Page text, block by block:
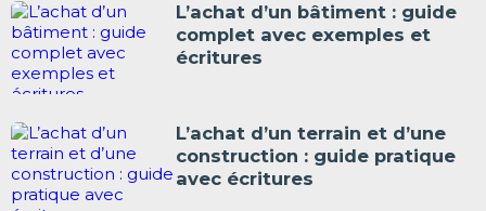
L’achat d’un bâtiment : guide
complet avec exemples et
écritures
L’achat d’un terrain et d’une
construction : guide pratique
avec écritures